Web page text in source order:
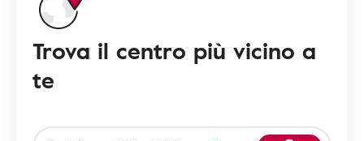
Trova il centro più vicino a
te